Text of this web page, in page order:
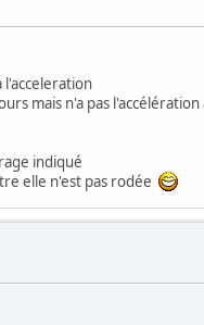
l'acceleration
mais n'a pas
indiqué
elle n'est pas rodée